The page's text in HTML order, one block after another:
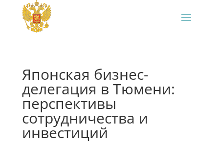
Японская бизнес-
делегация в Тюмени:
перспективы
сотрудничества и
инвестиций